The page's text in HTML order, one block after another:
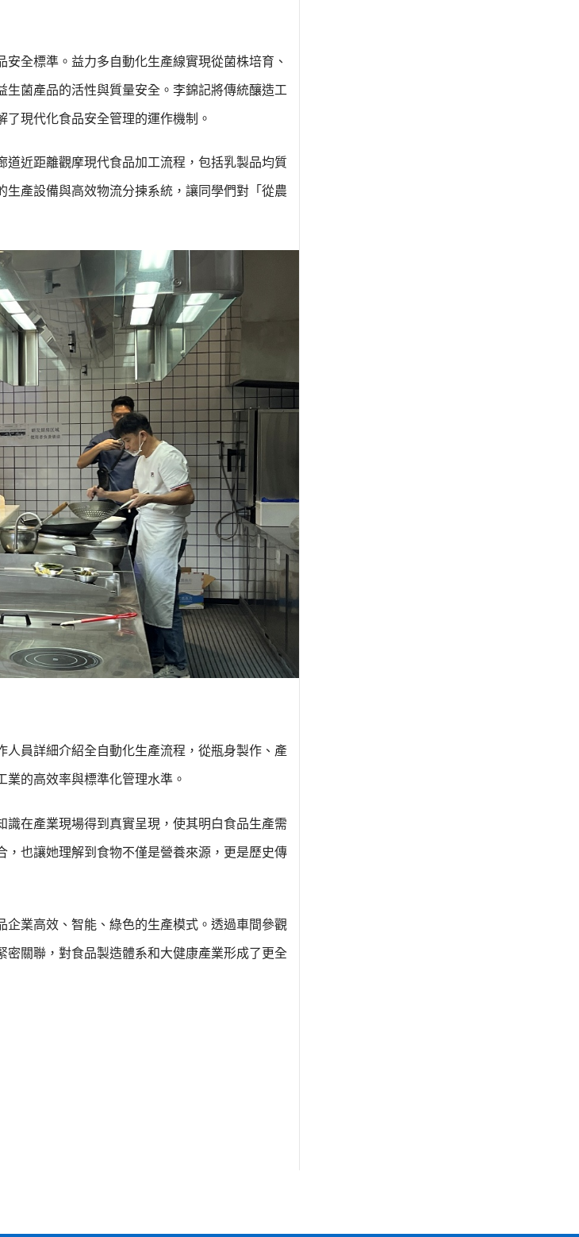
全標準。益力多自動化生產線實現從菌株培育、
菌產品的活性與質量安全。李錦記將傳統釀造工
現代化食品安全管理的運作機制。
近距離觀摩現代食品加工流程，包括乳製品均質
產設備與高效物流分揀系統，讓同學們對「從農
員詳細介紹全自動化生產流程，從瓶身製作、產
的高效率與標準化管理水準。
在產業現場得到真實呈現，使其明白食品生產需
也讓她理解到食物不僅是營養來源，更是歷史傳
業高效、智能、綠色的生產模式。透過車間參觀
關聯，對食品製造體系和大健康產業形成了更全